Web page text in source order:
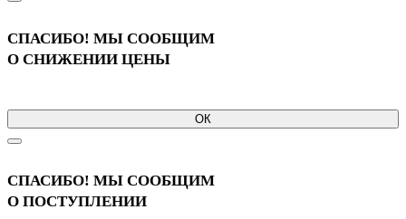
СПАСИБО! МЫ СООБЩИМ
О СНИЖЕНИИ ЦЕНЫ
ОК
СПАСИБО! МЫ СООБЩИМ
О ПОСТУПЛЕНИИ